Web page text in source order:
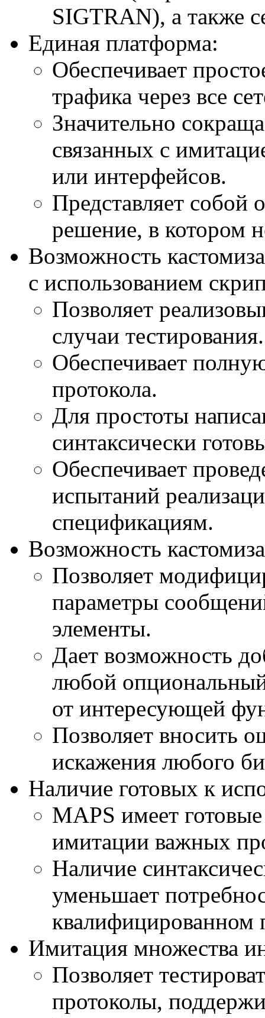
SIGTRAN), а также
Единая платформа:
Обеспечивает
трафика через все
Значительно
связанных с
или интерфейсов.
Представляет собой
решение, в котором
Возможность
с использованием
Позволяет
случаи тестирования.
Обеспечивает
протокола.
Для простоты
синтаксически
Обеспечивает
испытаний
спецификациям.
Возможность
Позволяет
параметры
элементы.
Дает возможность
любой
от интересующей
Позволяет вносить
искажения любого
Наличие готовых к
MAPS имеет
имитации важных
Наличие
уменьшает
квалифицированном
Имитация множества
Позволяет
протоколы,